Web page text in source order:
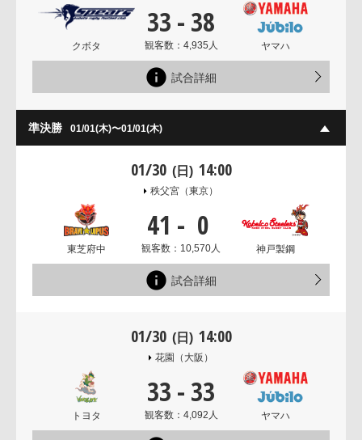
クボタ
33 - 38
観客数：4,935人 ヤマハ
試合詳細
準決勝 01/01(木)〜01/01(木)
01/30 (日) 14:00
秩父宮 （東京）
東芝府中
41 - 0
観客数：10,570人 神戸製鋼
試合詳細
01/30 (日) 14:00
花園 （大阪）
トヨタ
33 - 33
観客数：4,092人 ヤマハ